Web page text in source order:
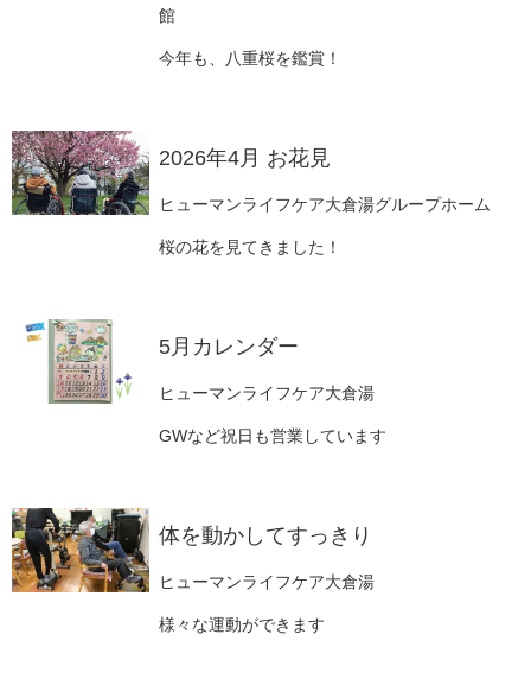
館
今年も、八重桜を鑑賞！
2026年4月 お花見
ヒューマンライフケア大倉湯グループホーム
桜の花を見てきました！
5月カレンダー
ヒューマンライフケア大倉湯
GWなど祝日も営業しています
体を動かしてすっきり
ヒューマンライフケア大倉湯
様々な運動ができます